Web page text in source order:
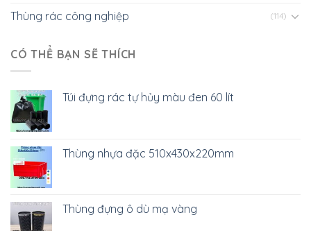
Thùng rác công nghiệp (114)
CÓ THỂ BẠN SẼ THÍCH
Túi đựng rác tự hủy màu đen 60 lít
Thùng nhựa đặc 510x430x220mm
Thùng đựng ô dù mạ vàng